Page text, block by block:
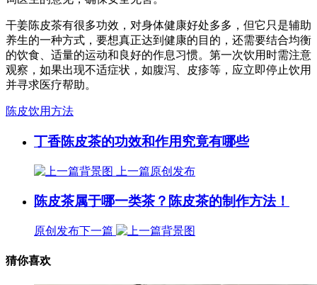
干姜陈皮茶有很多功效，对身体健康好处多多，但它只是辅助
养生的一种方式，要想真正达到健康的目的，还需要结合均衡
的饮食、适量的运动和良好的作息习惯。第一次饮用时需注意
观察，如果出现不适症状，如腹泻、皮疹等，应立即停止饮用
并寻求医疗帮助。
陈皮饮用方法
丁香陈皮茶的功效和作用究竟有哪些
上一篇原创发布
陈皮茶属于哪一类茶？陈皮茶的制作方法！
原创发布下一篇
猜你喜欢